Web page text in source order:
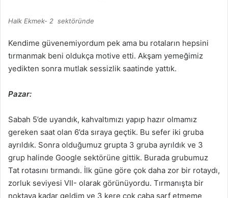
Halk Ekmek- 2 sektöründe
Kendime güvenemiyordum pek ama bu rotaların hepsini
tırmanmak beni oldukça motive etti. Akşam yemeğimiz
yedikten sonra mutlak sessizlik saatinde yattık.
Pazar:
Sabah 5’de uyandık, kahvaltımızı yapıp hazır olmamız
gereken saat olan 6’da sıraya geçtik. Bu sefer iki gruba
ayrıldık. Sonra olduğumuz grupta 3 gruba ayrıldık ve 3
grup halinde Google sektörüne gittik. Burada grubumuz
Tat rotasını tırmandı. İlk güne göre çok daha zor bir rotaydı,
zorluk seviyesi VII- olarak görünüyordu. Tırmanışta bir
noktaya kadar geldim ve 3 kere çok çaba sarf etmeme